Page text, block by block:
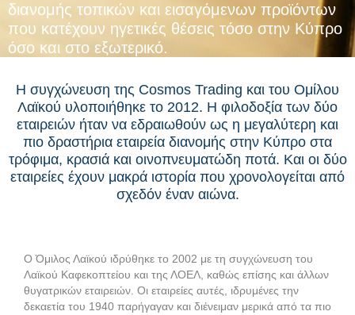
διανομής τοπικών και εισαγόμενων προϊόντων
που κατέχουν ηγετικές θέσεις τόσο στην Κύπρο
όσο και στο εξωτερικό.
Η συγχώνευση της Cosmos Trading και του Ομίλου
Λαϊκού υλοποιήθηκε το 2012. Η φιλοδοξία των δύο
εταιρειών ήταν να εδραιωθούν ως η μεγαλύτερη και
πιο δραστήρια εταιρεία διανομής στην Κύπρο στα
τρόφιμα, κρασιά και οινοπνευματώδη ποτά. Και οι δύο
εταιρείες έχουν μακρά ιστορία που χρονολογείται από
σχεδόν έναν αιώνα.
Ο Όμιλος Λαϊκού ιδρύθηκε το 2002 με τη συγχώνευση του
Λαϊκού Καφεκοπτείου και της ΛΟΕΛ, καθώς επίσης και άλλων
θυγατρικών εταιρειών. Οι εταιρείες αυτές, ιδρυμένες την
δεκαετία του 1940 παρήγαγαν και διένειμαν μερικά από τα πιο